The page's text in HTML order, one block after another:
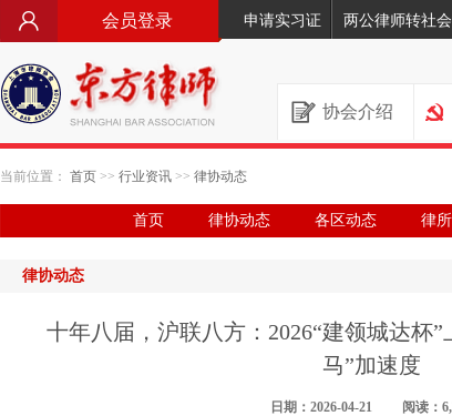
会员登录 申请实习证 两公律师转社
协会介绍
当前位置： 首页 >> 行业资讯 >> 律协动态
首页 律协动态 各区动态 律
律协动态
十年八届，沪联八方：2026“建领城达杯
马”加速度
日期：2026-04-21 阅读：